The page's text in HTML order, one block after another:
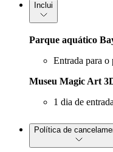
Inclui
Parque aquático
Entrada para
Museu Magic Art
1 dia de
Política de